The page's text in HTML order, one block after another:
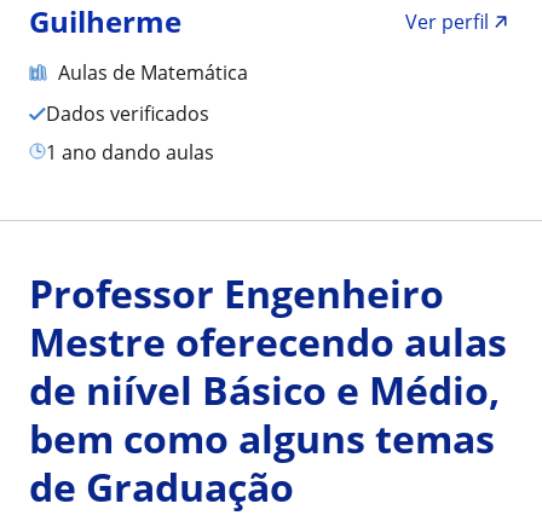
Guilherme
Ver perfil
Aulas de Matemática
Dados verificados
1 ano dando aulas
Professor Engenheiro
Mestre oferecendo aulas
de niível Básico e Médio,
bem como alguns temas
de Graduação